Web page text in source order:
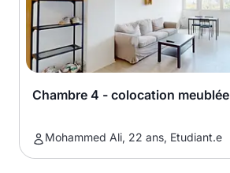
Chambre 4 - colocation meublée
Mohammed Ali, 22 ans, Etudiant.e